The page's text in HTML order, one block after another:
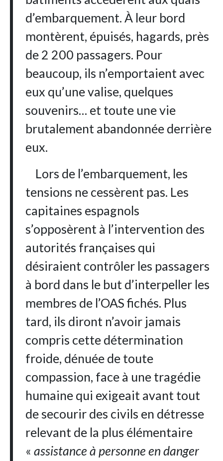
d’embarquement. À leur bord
montèrent, épuisés, hagards, près
de 2 200 passagers. Pour
beaucoup, ils n’emportaient avec
eux qu’une valise, quelques
souvenirs… et toute une vie
brutalement abandonnée derrière
eux.
Lors de l’embarquement, les
tensions ne cessèrent pas. Les
capitaines espagnols
s’opposèrent à l’intervention des
autorités françaises qui
désiraient contrôler les passagers
à bord dans le but d’interpeller les
membres de l’OAS fichés. Plus
tard, ils diront n’avoir jamais
compris cette détermination
froide, dénuée de toute
compassion, face à une tragédie
humaine qui exigeait avant tout
de secourir des civils en détresse
relevant de la plus élémentaire
«assistance à personne en danger